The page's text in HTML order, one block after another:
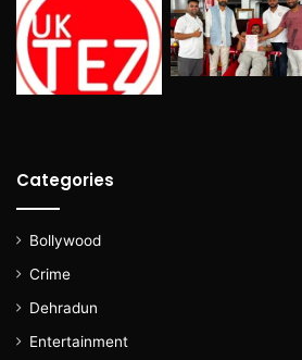
Categories
Bollywood
Crime
Dehradun
Entertainment